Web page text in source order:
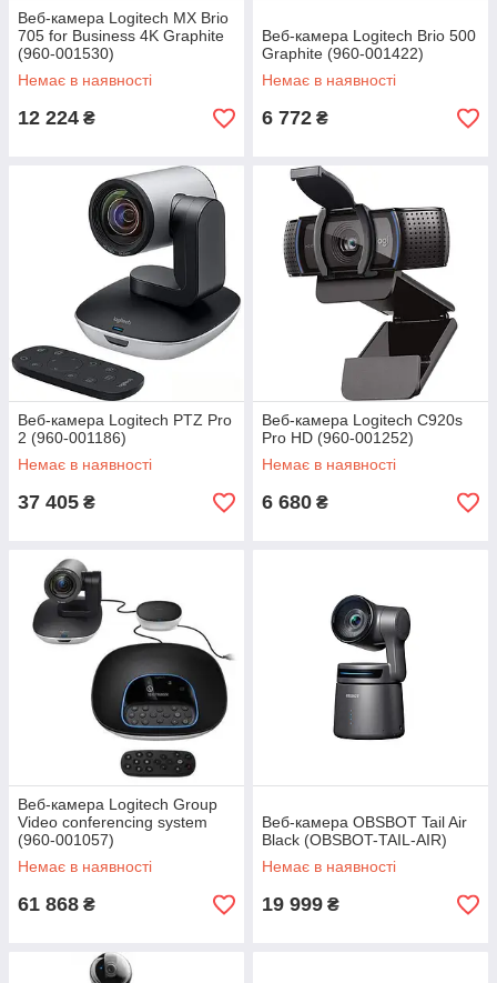
Веб-камера Logitech MX Brio
705 for Business 4K Graphite
(960-001530)
Немає в наявності
12 224 ₴
Веб-камера Logitech Brio 500
Graphite (960-001422)
Немає в наявності
6 772 ₴
Веб-камера Logitech PTZ Pro
2 (960-001186)
Немає в наявності
37 405 ₴
Веб-камера Logitech C920s
Pro HD (960-001252)
Немає в наявності
6 680 ₴
Веб-камера Logitech Group
Video conferencing system
(960-001057)
Немає в наявності
61 868 ₴
Веб-камера OBSBOT Tail Air
Black (OBSBOT-TAIL-AIR)
Немає в наявності
19 999 ₴